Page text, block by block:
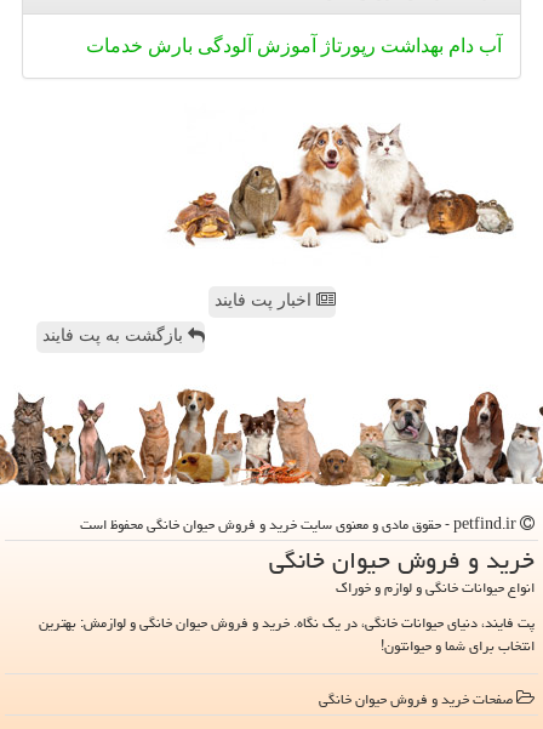
آب دام بهداشت رپورتاژ آموزش آلودگی بارش خدمات
اخبار پت فایند
بازگشت به پت فایند
خرید و فروش حیوان خانگی
انواع حیوانات خانگی و لوازم و خوراک
پت فایند، دنیای حیوانات خانگی، در یک نگاه. خرید و فروش حیوان خانگی و لوازمش: بهترین
انتخاب برای شما و حیوانتون!
صفحات خرید و فروش حیوان خانگی